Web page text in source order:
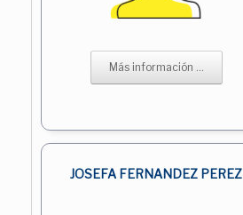
Más información ...
JOSEFA FERNANDEZ PEREZ